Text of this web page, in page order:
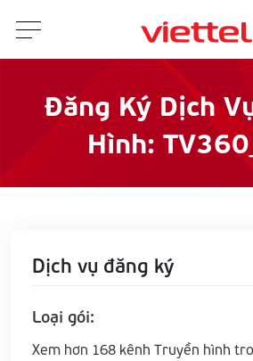
Đăng Ký Dịch
Hình:
Dịch vụ đăng ký
Loại gói:
Xem hơn 168 kênh Truyền hình